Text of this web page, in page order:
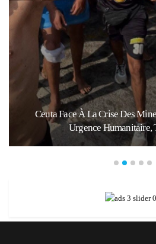
Ceuta Face À La Crise Des
Urgence